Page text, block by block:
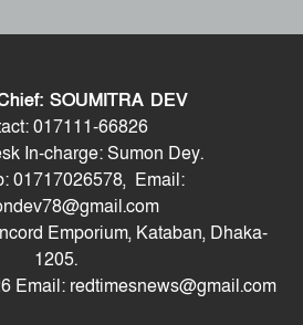
গণভোটের বিধান না থাকলে ২০২৬ সালে
নেই: শফিকুর রহমান
রাষ্ট্রপতি জমির উদ্দিন সরকারের মৃত্যুতে
কোর্টে শোকের ছায়া, সীমিত করা হলো
যথাযোগ্য মর্যাদায় পালিত জুলাই
দিবস
আয়োজনে জুলাই গণঅভ্যুত্থান দিবস
বক্তব্য প্রচারে নিষেধাজ্ঞার যৌক্তিকতা
ফারহানার প্রশ্ন
SOUMITRA DEV
017111-66826
In-charge: Sumon Dey.
01717026578, Email:
Emporium, Kataban, Dhaka-
1205.
Email: redtimesnews@gmail.com